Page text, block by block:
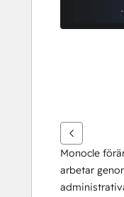
Monocle
arbetar